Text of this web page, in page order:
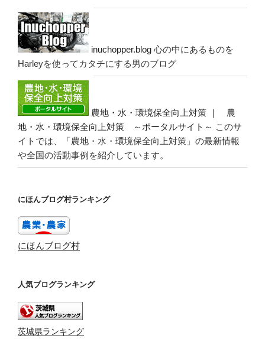
inuchopper.blog 心の中にあるものを
Harleyを使ってカタチにする男のブログ
農地・水・環境保全向上対策 ｜ 農
地・水・環境保全向上対策 ～ポータルサイト～ このサ
イトでは、「農地・水・環境保全向上対策」の最新情報
や全国の活動事例を紹介しています。
にほんブログ村ランキング
にほんブログ村
人気ブログランキング
茨城県ランキング